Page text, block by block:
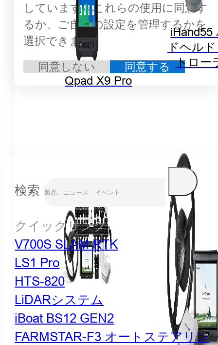
Qpad X9 Pro
iHand55
ドヘル
トロー
しています。これらの使用に同意す
るか、ご自身の設定を管理するかを
選択できます。
同意しない 同意する
検索
クイックリンク
V700S SLAM RTK
LS1 Pro
HTS-820
LiDARシステム
iBoat BS12 GEN2
FARMSTAR-F3 オートステアリン